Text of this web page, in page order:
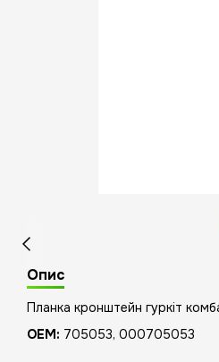
Опис
Планка кронштейн гуркіт
ОЕМ: 705053, 000705053